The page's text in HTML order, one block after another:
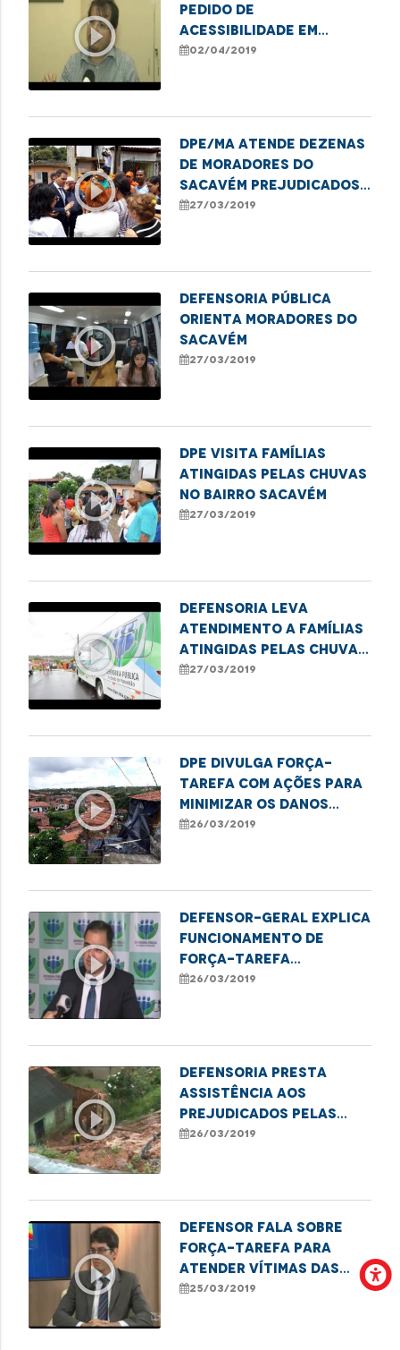
play_circle_outline
pedido de
acessibilidade em
locais públicos na
02/04/2019
play_circle_outline
DPE/MA atende dezenas
de moradores do
Sacavém prejudicados
pelas fortes chuvas
27/03/2019
play_circle_outline
Defensoria Pública
orienta moradores do
Sacavém
27/03/2019
play_circle_outline
DPE visita famílias
atingidas pelas chuvas
no bairro Sacavém
27/03/2019
play_circle_outline
Defensoria leva
atendimento a famílias
atingidas pelas chuvas
no Sacavém
27/03/2019
play_circle_outline
DPE divulga força-
tarefa com ações para
minimizar os danos
causados pela chuva
26/03/2019
play_circle_outline
Defensor-geral explica
funcionamento de
força-tarefa
realizada pela DPE/MA
26/03/2019
play_circle_outline
Defensoria presta
assistência aos
prejudicados pelas
chuvas
26/03/2019
play_circle_outline
Defensor fala sobre
força-tarefa para
atender vítimas das
chuvas
25/03/2019